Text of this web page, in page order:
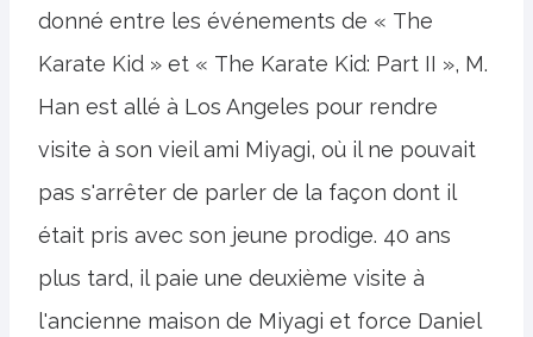
donné entre les événements de « The
Karate Kid » et « The Karate Kid: Part II », M.
Han est allé à Los Angeles pour rendre
visite à son vieil ami Miyagi, où il ne pouvait
pas s'arrêter de parler de la façon dont il
était pris avec son jeune prodige. 40 ans
plus tard, il paie une deuxième visite à
l'ancienne maison de Miyagi et force Daniel